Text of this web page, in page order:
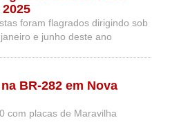
foram flagrados dirigindo sob
e junho deste ano
BR-282 em Nova
com placas de Maravilha